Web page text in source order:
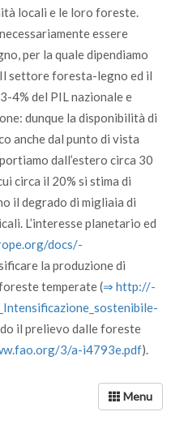
locali e le loro foreste.
essere
per la quale dipendiamo
settore foresta-legno ed il
4% del PIL nazionale e
dunque la disponibilità di
anche dal punto di vista
dall’estero circa 30
circa il 20% si stima di
il degrado di migliaia di
L’interesse planetario ed
­docs/­
la produzione di
temperate (⇒ http:/­/­
il prelievo dalle foreste
­3/­a-i4793e.pdf).